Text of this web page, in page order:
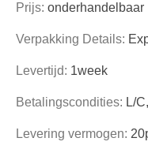
Prijs: onderhandelbaar
Verpakking Details:
Levertijd: 1week
Betalingscondities: L/
Levering vermogen: